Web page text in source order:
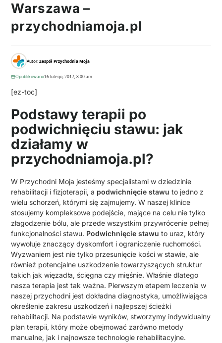
Warszawa –
przychodniamoja.pl
Autor:Zespół Przychodnia Moja
Opublikowano16 lutego, 2017, 8:00 am
[ez-toc]
Podstawy terapii po
podwichnięciu stawu: jak
działamy w
przychodniamoja.pl?
W Przychodni Moja jesteśmy specjalistami w dziedzinie
rehabilitacji i fizjoterapii, a podwichnięcie stawu to jedno z
wielu schorzeń, którymi się zajmujemy. W naszej klinice
stosujemy kompleksowe podejście, mające na celu nie tylko
złagodzenie bólu, ale przede wszystkim przywrócenie pełnej
funkcjonalności stawu. Podwichnięcie stawu to uraz, który
wywołuje znaczący dyskomfort i ograniczenie ruchomości.
Wyzwaniem jest nie tylko przesunięcie kości w stawie, ale
również potencjalne uszkodzenie towarzyszących struktur
takich jak więzadła, ścięgna czy mięśnie. Właśnie dlatego
nasza terapia jest tak ważna. Pierwszym etapem leczenia w
naszej przychodni jest dokładna diagnostyka, umożliwiająca
określenie zakresu uszkodzeń i najlepszej ścieżki
rehabilitacji. Na podstawie wyników, stworzymy indywidualny
plan terapii, który może obejmować zarówno metody
manualne, jak i najnowsze technologie rehabilitacyjne.